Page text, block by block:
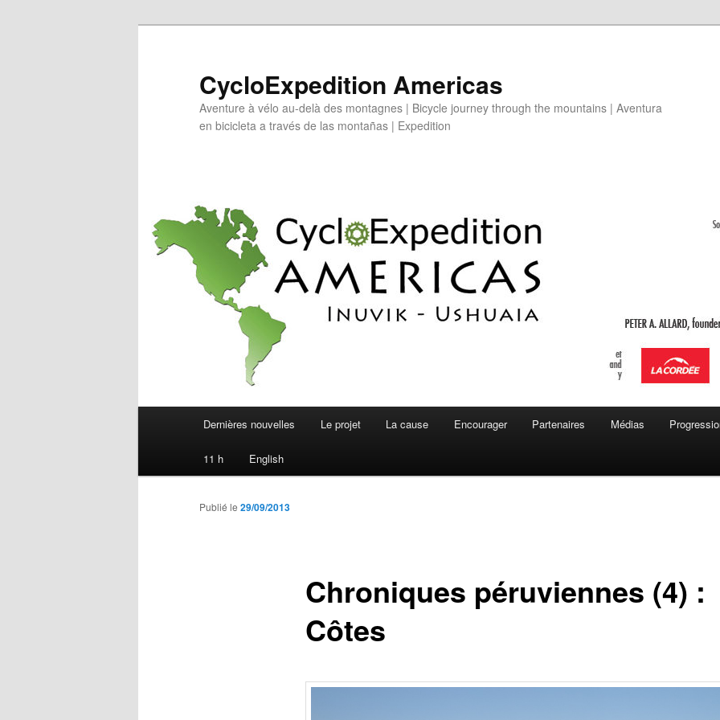
CycloExpedition Americas
Aventure à vélo au-delà des montagnes | Bicycle journey through the mountains | Aventura
en bicicleta a través de las montañas | Expedition
Dernières nouvelles Le projet La cause Encourager Partenaires Médias
11 h English
Chroniques péruviennes (4) :
Côtes
Publié le 29/09/2013